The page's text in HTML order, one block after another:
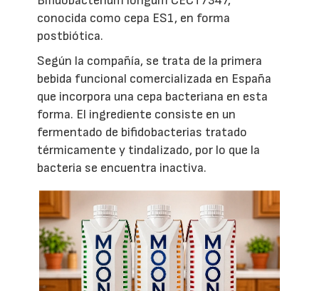
conocida como cepa ES1, en forma
postbiótica.
Según la compañía, se trata de la primera
bebida funcional comercializada en España
que incorpora una cepa bacteriana en esta
forma. El ingrediente consiste en un
fermentado de bifidobacterias tratado
térmicamente y tindalizado, por lo que la
bacteria se encuentra inactiva.